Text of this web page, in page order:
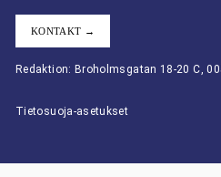
KONTAKT →
Redaktion: Broholmsgatan 18-20 C,
Tietosuoja-asetukset